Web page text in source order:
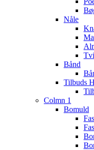
Nåle
Bånd
Tilbuds
Colmn 1
Bomuld